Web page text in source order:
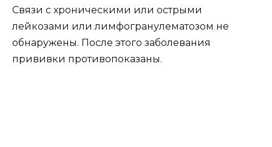
Связи с хроническими или острыми
лейкозами или лимфогранулематозом не
обнаружены. После этого заболевания
прививки противопоказаны.